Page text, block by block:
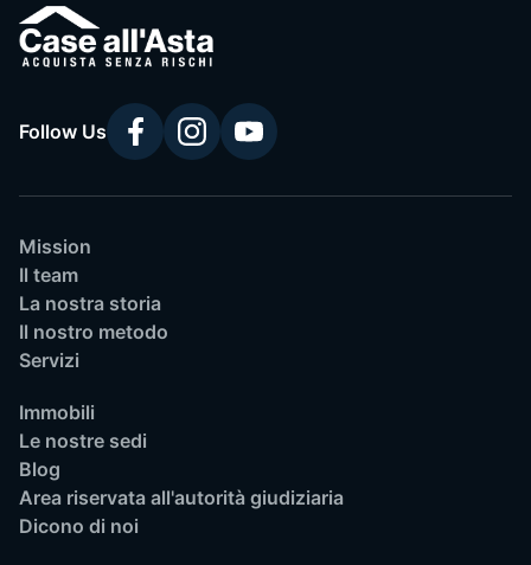
Follow Us
Mission
Il team
La nostra storia
Il nostro metodo
Servizi
Immobili
Le nostre sedi
Blog
Area riservata all'autorità giudiziaria
Dicono di noi